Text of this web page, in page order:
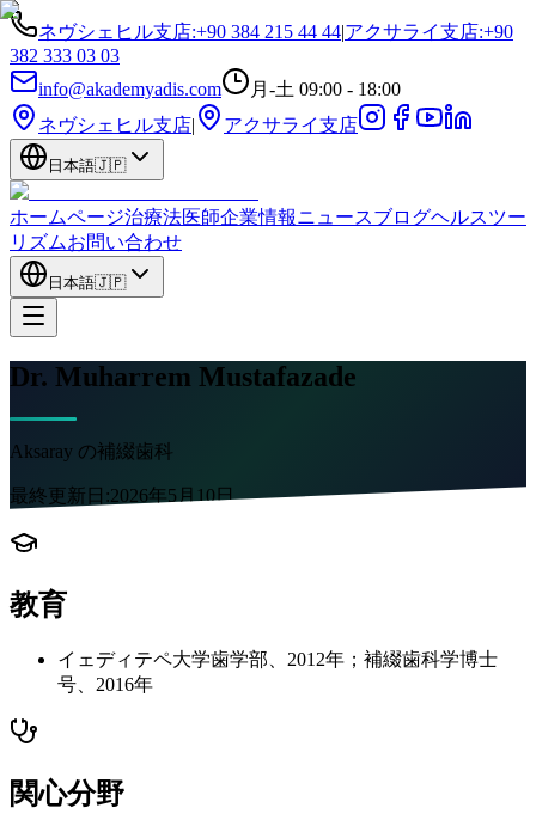
ネヴシェヒル支店:+90 384 215 44 44|アクサライ支店:+90
382 333 03 03
info@akademyadis.com
月-土 09:00 - 18:00
ネヴシェヒル支店| アクサライ支店
日本語🇯🇵
ホームページ治療法医師企業情報ニュースブログヘルスツー
リズムお問い合わせ
日本語🇯🇵
Dr. Muharrem Mustafazade
Aksaray の補綴歯科
最終更新日:2026年5月10日
教育
イェディテペ大学歯学部、2012年；補綴歯科学博士
号、2016年
関心分野